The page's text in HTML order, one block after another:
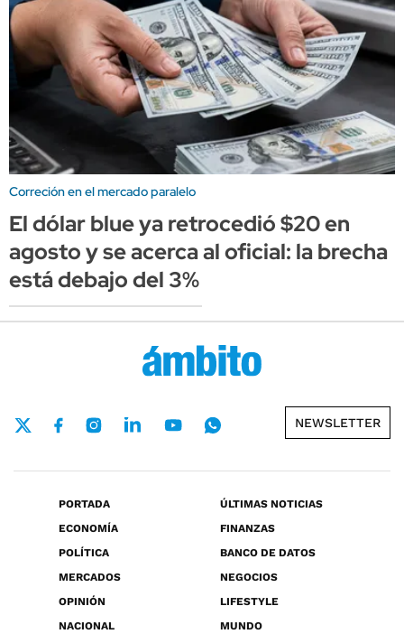
Correción en el mercado paralelo
El dólar blue ya retrocedió $20 en
agosto y se acerca al oficial: la brecha
está debajo del 3%
NEWSLETTER
PORTADA
ÚLTIMAS NOTICIAS
ECONOMÍA
FINANZAS
POLÍTICA
BANCO DE DATOS
MERCADOS
NEGOCIOS
OPINIÓN
LIFESTYLE
NACIONAL
MUNDO